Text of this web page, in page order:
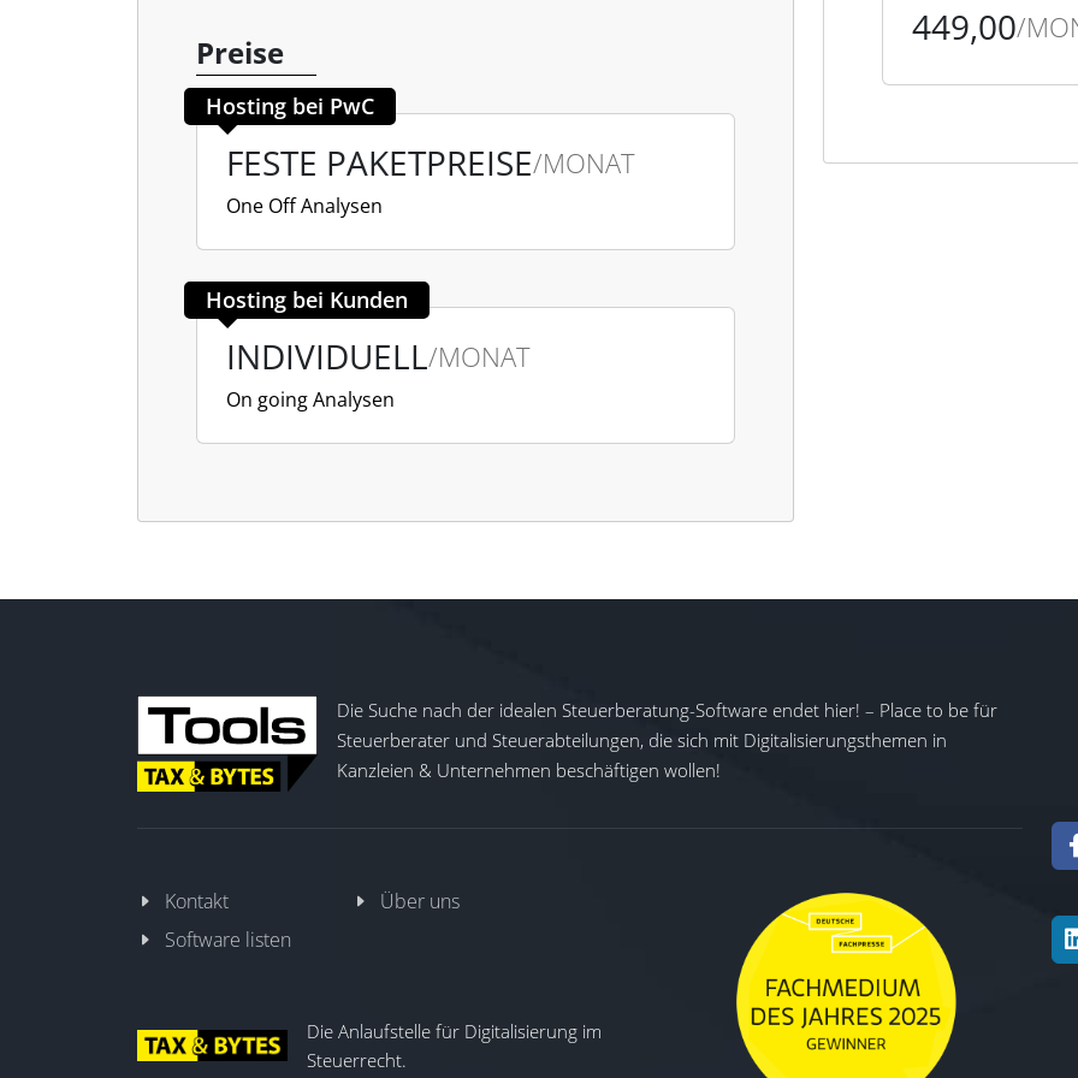
Preise
Hosting bei PwC
FESTE PAKETPREISE/MONAT
One Off Analysen
Hosting bei Kunden
INDIVIDUELL/MONAT
On going Analysen
449,00/
Die Suche nach der idealen Steuerberatung-Software endet hier! – Place to be für
Steuerberater und Steuerabteilungen, die sich mit Digitalisierungsthemen in
Kanzleien & Unternehmen beschäftigen wollen!
Kontakt
Über uns
Software listen
Die Anlaufstelle für Digitalisierung im
Steuerrecht.